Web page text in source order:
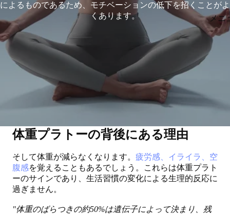
メニ
によるものであるため、モチベーションの低下を招くことがよ
くあります。
体重プラトーの背後にある理由
そして体重が減らなくなります。 疲労感、イライラ、空
腹感を覚えることもあるでしょう。これらは体重プラト
ーのサインであり、生活習慣の変化による生理的反応に
過ぎません。
"体重のばらつきの約50%は遺伝子によって決まり、残